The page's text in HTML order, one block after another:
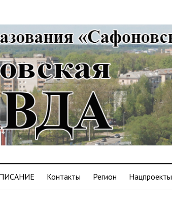
Контакты Регион Нацпроекты